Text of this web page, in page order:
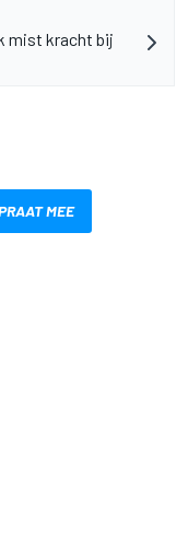
mist kracht bij
MEE